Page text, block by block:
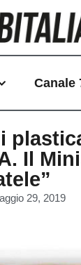
Canale
Il
29, 2019